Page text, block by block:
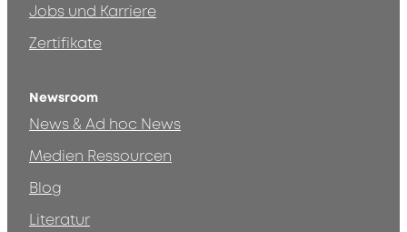
Jobs und Karriere
Zertifikate
Newsroom
News & Ad hoc News
Medien Ressourcen
Blog
Literatur